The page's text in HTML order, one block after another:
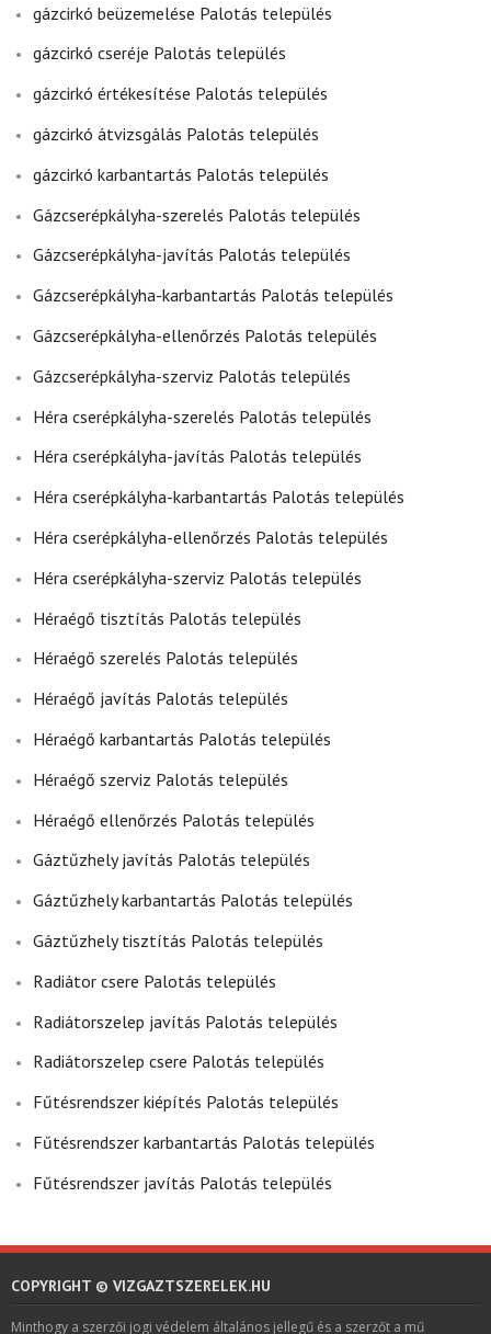
gázcirkó beüzemelése Palotás település
gázcirkó cseréje Palotás település
gázcirkó értékesítése Palotás település
gázcirkó átvizsgálás Palotás település
gázcirkó karbantartás Palotás település
Gázcserépkályha-szerelés Palotás település
Gázcserépkályha-javítás Palotás település
Gázcserépkályha-karbantartás Palotás település
Gázcserépkályha-ellenőrzés Palotás település
Gázcserépkályha-szerviz Palotás település
Héra cserépkályha-szerelés Palotás település
Héra cserépkályha-javítás Palotás település
Héra cserépkályha-karbantartás Palotás település
Héra cserépkályha-ellenőrzés Palotás település
Héra cserépkályha-szerviz Palotás település
Héraégő tisztítás Palotás település
Héraégő szerelés Palotás település
Héraégő javítás Palotás település
Héraégő karbantartás Palotás település
Héraégő szerviz Palotás település
Héraégő ellenőrzés Palotás település
Gáztűzhely javítás Palotás település
Gáztűzhely karbantartás Palotás település
Gáztűzhely tisztítás Palotás település
Radiátor csere Palotás település
Radiátorszelep javítás Palotás település
Radiátorszelep csere Palotás település
Fűtésrendszer kiépítés Palotás település
Fűtésrendszer karbantartás Palotás település
Fűtésrendszer javítás Palotás település
COPYRIGHT © VIZGAZTSZERELEK.HU
Minthogy a szerzői jogi védelem általános jellegű és a szerzőt a mű